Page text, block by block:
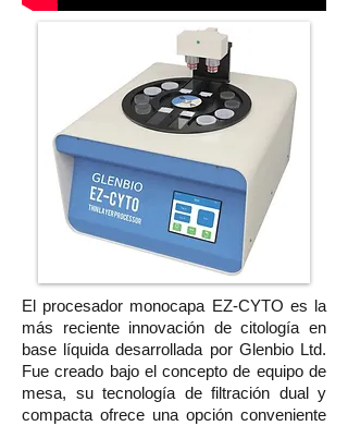
El procesador monocapa EZ-CYTO es la
más reciente innovación de citología en
base líquida desarrollada por Glenbio Ltd.
Fue creado bajo el concepto de equipo de
mesa, su tecnología de filtración dual y
compacta ofrece una opción conveniente